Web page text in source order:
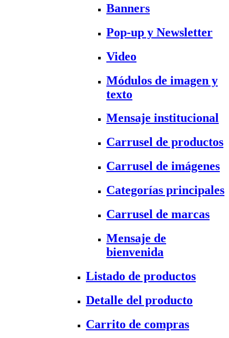
Banners
Pop-up y Newsletter
Video
Módulos de imagen y
texto
Mensaje institucional
Carrusel de productos
Carrusel de imágenes
Categorías principales
Carrusel de marcas
Mensaje de
bienvenida
Listado de productos
Detalle del producto
Carrito de compras